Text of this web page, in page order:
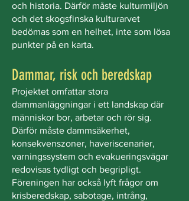
och historia. Därför måste kulturmiljön
och det skogsfinska kulturarvet
bedömas som en helhet, inte som lösa
punkter på en karta.
Dammar, risk och beredskap
Projektet omfattar stora
dammanläggningar i ett landskap där
människor bor, arbetar och rör sig.
Därför måste dammsäkerhet,
konsekvenszoner, haveriscenarier,
varningssystem och evakueringsvägar
redovisas tydligt och begripligt.
Föreningen har också lyft frågor om
krisberedskap, sabotage, intrång,